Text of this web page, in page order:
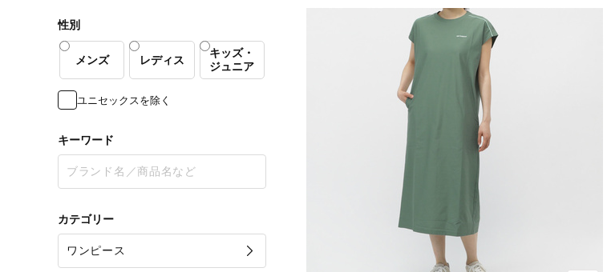
性別
メンズ レディス
キッズ・
ジュニア
ユニセックスを除く
キーワード
カテゴリー